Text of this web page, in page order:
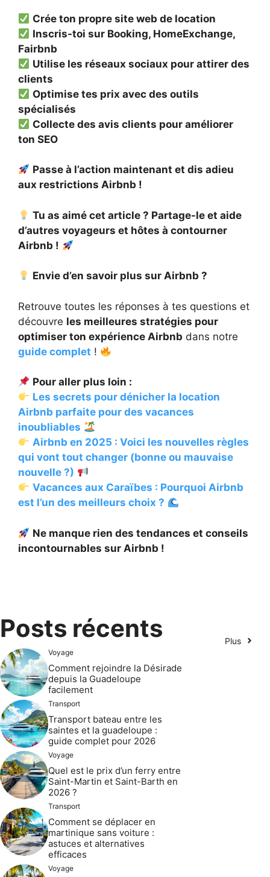
Crée ton propre site web de location
Inscris-toi sur Booking, HomeExchange,
Fairbnb
Utilise les réseaux sociaux pour attirer des
clients
Optimise tes prix avec des outils
spécialisés
Collecte des avis clients pour améliorer
ton SEO
Passe à l’action maintenant et dis adieu
aux restrictions Airbnb !
Tu as aimé cet article ? Partage-le et aide
d’autres voyageurs et hôtes à contourner
Airbnb !
Envie d’en savoir plus sur Airbnb ?
Retrouve toutes les réponses à tes questions et
découvre les meilleures stratégies pour
optimiser ton expérience Airbnb dans notre
guide complet !
Pour aller plus loin :
Les secrets pour dénicher la location
Airbnb parfaite pour des vacances
inoubliables
Airbnb en 2025 : Voici les nouvelles règles
qui vont tout changer (bonne ou mauvaise
nouvelle ?)
Vacances aux Caraïbes : Pourquoi Airbnb
est l’un des meilleurs choix ?
Ne manque rien des tendances et conseils
incontournables sur Airbnb !
Posts récents Plus
Voyage
Comment rejoindre la Désirade
depuis la Guadeloupe
facilement
Transport
Transport bateau entre les
saintes et la guadeloupe :
guide complet pour 2026
Voyage
Quel est le prix d’un ferry entre
Saint-Martin et Saint-Barth en
2026 ?
Transport
Comment se déplacer en
martinique sans voiture :
astuces et alternatives
efficaces
Voyage